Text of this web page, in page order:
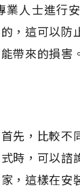
人士進行
，這可以
帶來的損
先，比較
時，可以
，這樣在